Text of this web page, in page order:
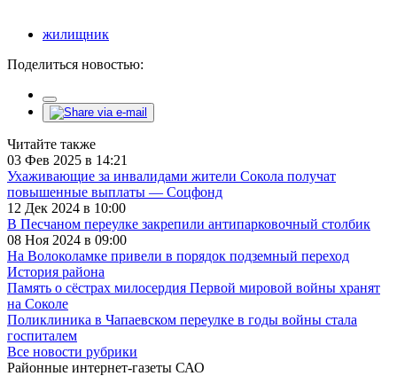
жилищник
Поделиться новостью:
Читайте также
03 Фев 2025 в 14:21
Ухаживающие за инвалидами жители Сокола получат
повышенные выплаты — Соцфонд
12 Дек 2024 в 10:00
В Песчаном переулке закрепили антипарковочный столбик
08 Ноя 2024 в 09:00
На Волоколамке привели в порядок подземный переход
История района
Память о сёстрах милосердия Первой мировой войны хранят
на Соколе
Поликлиника в Чапаевском переулке в годы войны стала
госпиталем
Все новости рубрики
Районные интернет-газеты САО